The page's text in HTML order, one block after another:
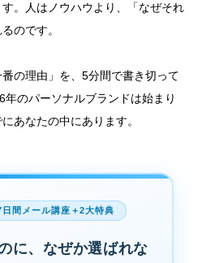
。人はノウハウより、「なぜそれ
のです。
番の理由」を、5分間で書き切って
のパーソナルブランドは始まり
あなたの中にあります。
日間メール講座＋2大特典
に、なぜか選ばれな